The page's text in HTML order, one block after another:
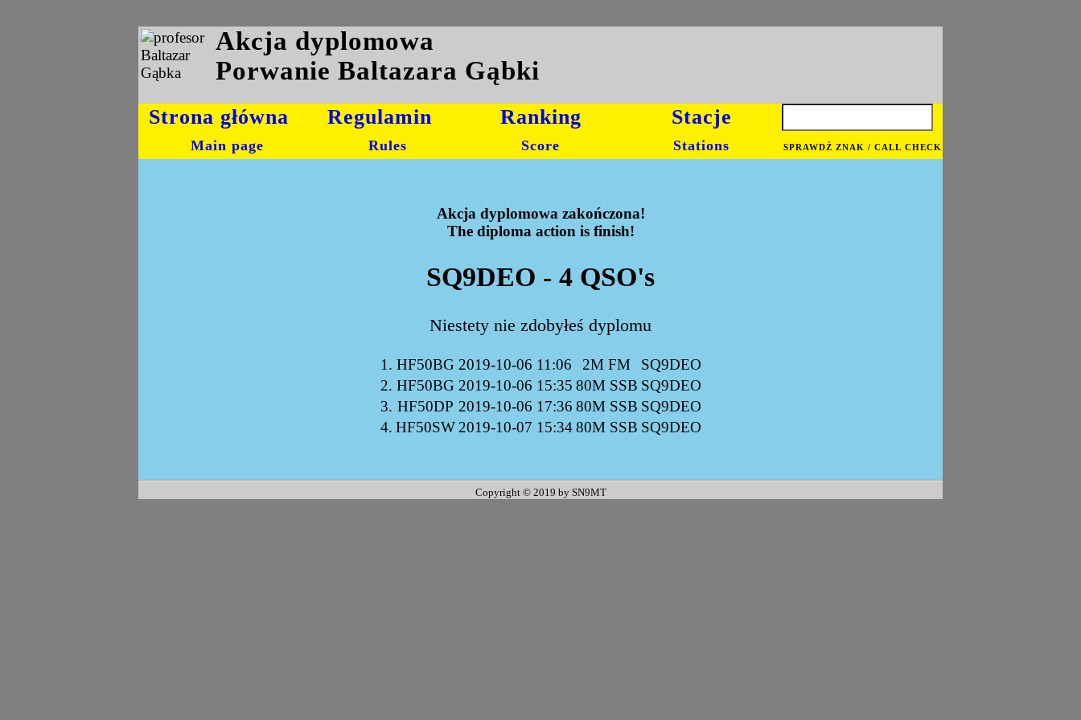
Akcja dyplomowa
Porwanie Baltazara Gąbki
Strona główna
Main page
Regulamin
Rules
Ranking
Score
Stacje
Stations SPRAWDŹ ZNAK / CALL CHECK
Akcja dyplomowa zakończona!
The diploma action is finish!
SQ9DEO - 4 QSO's
Niestety nie zdobyłeś dyplomu
1. HF50BG 2019-10-06 11:06 2M FM
SQ9DEO
2. HF50BG 2019-10-06 15:35 80M SSB SQ9DEO
3. HF50DP 2019-10-06 17:36 80M SSB SQ9DEO
4. HF50SW 2019-10-07 15:34 80M SSB SQ9DEO
Copyright © 2019 by SN9MT